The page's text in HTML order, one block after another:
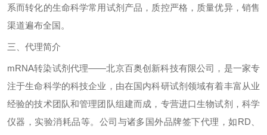
系而转化的生命科学常用试剂产品，质控严格，质量优异，销售
渠道遍布全国。
三、代理简介
mRNA转染试剂代理——北京百奥创新科技有限公司，是一家专
注于生命科学的科技企业，由在国内科研试剂领域有着丰富从业
经验的技术团队和管理团队组建而成，专营进口生物试剂，科学
仪器，实验消耗品等。公司与诸多国外品牌签下代理，如RD